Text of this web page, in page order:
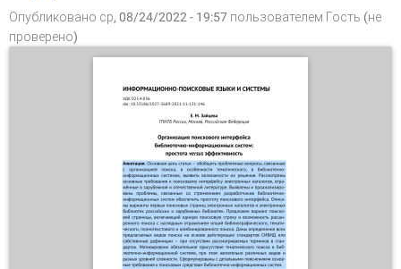
Опубликовано ср, 08/24/2022 - 19:57 пользователем Гость (не
проверено)